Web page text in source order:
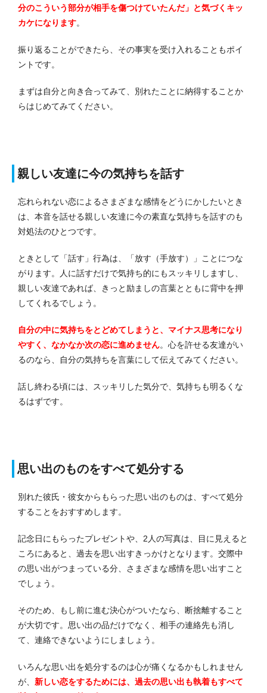
分のこういう部分が相手を傷つけていたんだ」 と気づくキッ
カケになります。
振り返ることができたら、その事実を受け入れることもポイ
ントです。
まずは自分と向き合ってみて、別れたことに納得することか
らはじめてみてください。
親しい友達に今の気持ちを話す
忘れられない恋によるさまざまな感情をどうにかしたいとき
は、本音を話せる親しい友達に今の素直な気持ちを話すのも
対処法のひとつです。
ときとして「話す」行為は、「放す（手放す）」ことにつな
がります。
人に話すだけで気持ち的にもスッキリしますし、
親しい友達であれば、きっと励ましの言葉とともに背中を押
してくれるでしょう。
自分の中に気持ちをとどめてしまうと、マイナス思考になり
やすく、なかなか次の恋に進めません。 心を許せる友達がい
るのなら、自分の気持ちを言葉にして伝えてみてください。
話し終わる頃には、スッキリした気分で、気持ちも明るくな
るはずです。
思い出のものをすべて処分する
別れた彼氏・彼女からもらった思い出のものは、すべて処分
することをおすすめします。
記念日にもらったプレゼントや、2人の写真は、目に見えると
ころにあると、過去を思い出すきっかけとなります。 交際中
の思い出がつまっている分、さまざまな感情を思い出すこと
でしょう。
そのため、もし前に進む決心がついたなら、断捨離すること
が大切です。 思い出の品だけでなく、相手の連絡先も消し
て、連絡できないようにしましょう。
いろんな思い出を処分するのは心が痛くなるかもしれません
が、 新しい恋をするためには、過去の思い出も執着もすべて